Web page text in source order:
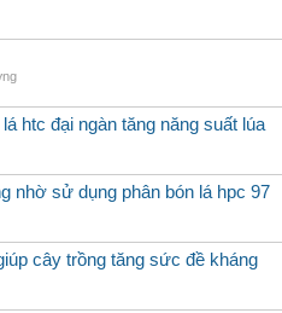
htc đại ngàn tăng năng suất lúa
nhờ sử dụng phân bón lá hpc 97
cây trồng tăng sức đề kháng